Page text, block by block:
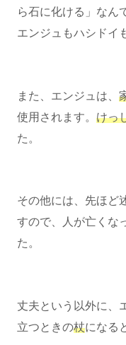
ら石に化ける」なん
エンジュもハシドイ
また、エンジュは、
使用されます。 けっ
た。
その他には、先ほど
すので、人が亡くな
た。
丈夫という以外に、
立つときの杖になる